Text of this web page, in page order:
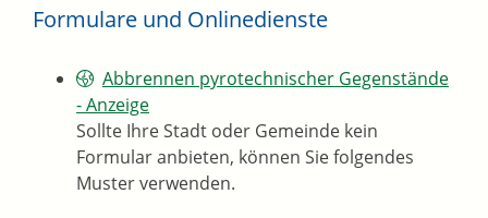
Formulare und Onlinedienste
Abbrennen pyrotechnischer Gegenstände
- Anzeige
Sollte Ihre Stadt oder Gemeinde kein
Formular anbieten, können Sie folgendes
Muster verwenden.